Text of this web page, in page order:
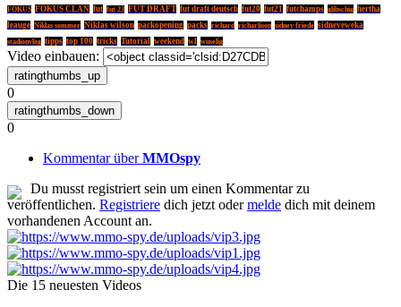
FOKUS FOKUS CLAN fut fut 23 FUT DRAFT fut draft deutsch fut20 fut21 futchamps glibschig hertha
leauge Niklas sommer Niklas wilson packopening packs richard richarlison sidney friede sidneyeweka
stadionvlog tipps top 100 tricks Tutorial weekend wl wuselig
Video einbauen:
0
0
Kommentar überMMOspy
Du musst registriert sein um einen Kommentar zu
veröffentlichen. Registriere dich jetzt odermelde dich mit deinem
vorhandenen Account an.
Die 15 neuesten Videos